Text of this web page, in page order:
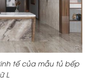
tế của mẫu tủ bếp
L